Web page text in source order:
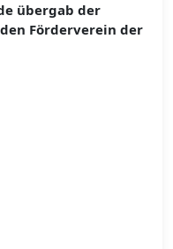
übergab der
Förderverein der